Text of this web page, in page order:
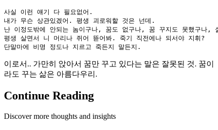
사실 이런 얘기 다 필요없어.
내가 무슨 상관있겠어. 평생 괴로워할 것은 넌데.
난 이정도밖에 안되는 놈이구나, 꿈도 없구나, 꿈 꾸지도 못했구나,
평생 살면서 니 머리나 쥐어 뜯어봐. 죽기 직전에나 되서야 지휘?
이로서.. 가만히 앉아서 꿈만 꾸고 있다는 말은 잘못된 것. 꿈이
라도 꾸는 삶은 아름다우리.
Continue Reading
Discover more thoughts and insights